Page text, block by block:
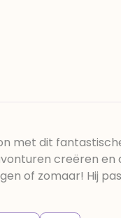
met dit
creëren
of zomaar! Hij